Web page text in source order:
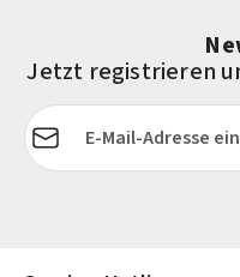
Jetzt registrieren
E-Mail-Adresse*